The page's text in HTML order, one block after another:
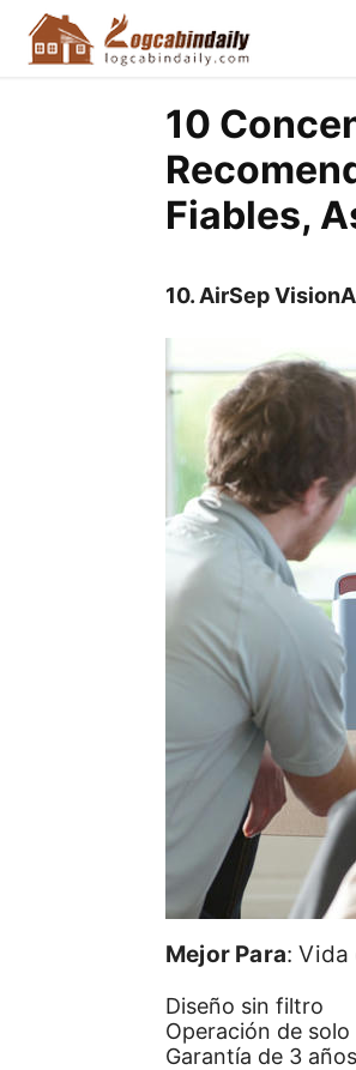
10
Fiables,
10. AirSep
Mejor Para:
Diseño sin filtro
Operación de solo
Garantía de 3 años